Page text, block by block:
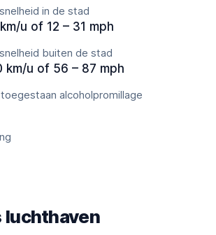
in de stad
u of 12 – 31 mph
buiten de stad
km/u of 56 – 87 mph
alcoholpromillage
luchthaven